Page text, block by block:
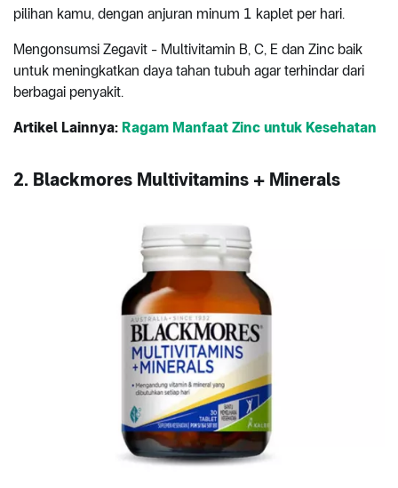
pilihan kamu, dengan anjuran minum 1 kaplet per hari.
Mengonsumsi Zegavit - Multivitamin B, C, E dan Zinc baik
untuk meningkatkan daya tahan tubuh agar terhindar dari
berbagai penyakit.
Artikel Lainnya: Ragam Manfaat Zinc untuk Kesehatan
2. Blackmores Multivitamins + Minerals